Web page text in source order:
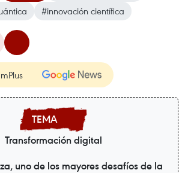
#innovación científica
Transformación digital
uno de los mayores desafíos de la